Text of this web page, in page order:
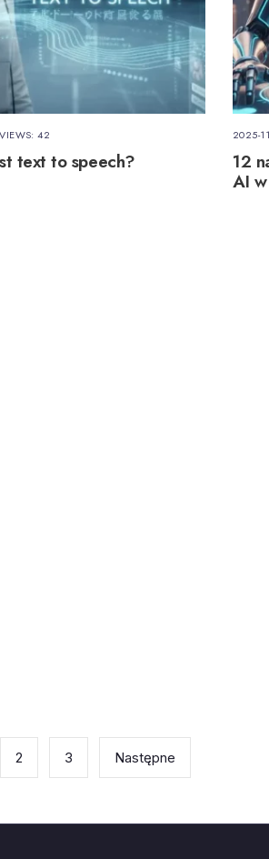
VIEWS: 42
text to speech?
2025-
12
AI
2 3 Następne